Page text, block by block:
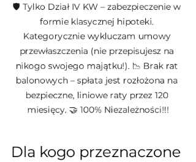
🛡️ Tylko Dział IV KW – zabezpieczenie w
formie klasycznej hipoteki.
Kategorycznie wykluczam umowy
przewłaszczenia (nie przepisujesz na
nikogo swojego majątku!). 📉 Brak rat
balonowych – spłata jest rozłożona na
bezpieczne, liniowe raty przez 120
miesięcy. 🤝 100% Niezależności!!!
Dla kogo przeznaczone